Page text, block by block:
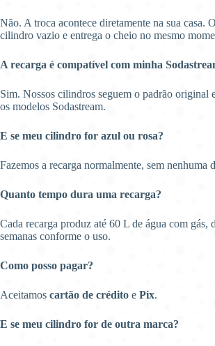
Não. A troca acontece diretamente na sua casa.
cilindro vazio e entrega o cheio no mesmo
A recarga é compatível com minha
Sim. Nossos cilindros seguem o padrão original
os modelos Sodastream.
E se meu cilindro for azul ou rosa?
Fazemos a recarga normalmente, sem nenhuma
Quanto tempo dura uma recarga?
Cada recarga produz até 60 L de água com gás,
semanas conforme o uso.
Como posso pagar?
Aceitamos cartão de crédito e Pix.
E se meu cilindro for de outra marca?